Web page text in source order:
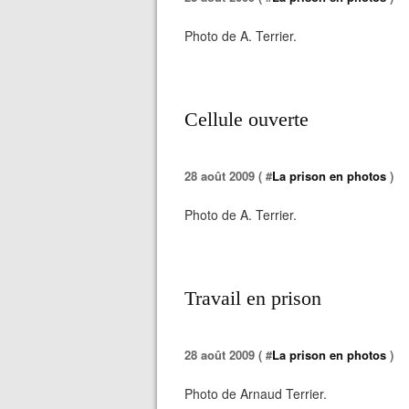
Photo de A. Terrier.
Cellule ouverte
28 août 2009 ( #La prison en photos )
Photo de A. Terrier.
Travail en prison
28 août 2009 ( #La prison en photos )
Photo de Arnaud Terrier.